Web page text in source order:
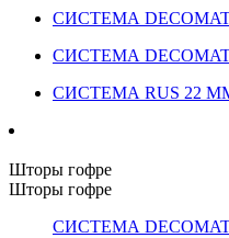
СИСТЕМА
СИСТЕМА
СИСТЕМА RUS 22
Шторы гофре
Шторы гофре
СИСТЕМА